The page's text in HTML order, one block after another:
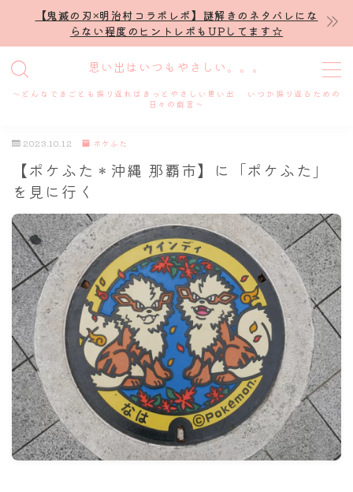
【鬼滅の刃×明治村コラボレポ】謎解きのネタバレにな
らない程度のヒントレポもUPしてます☆
思い出はいつもやさしい。。。
～どんなできごとも振り返ればきっとやさしい思い出 いつか振り返るための
日々の戯言～
MENU
プロフィール
謎解き
ホテル滞在記
舞台・ライブ
名古屋
ナナちゃん人形
2023.10.12 ポケふた
【ポケふた＊沖縄 那覇市】に「ポケふた」
を見に行く